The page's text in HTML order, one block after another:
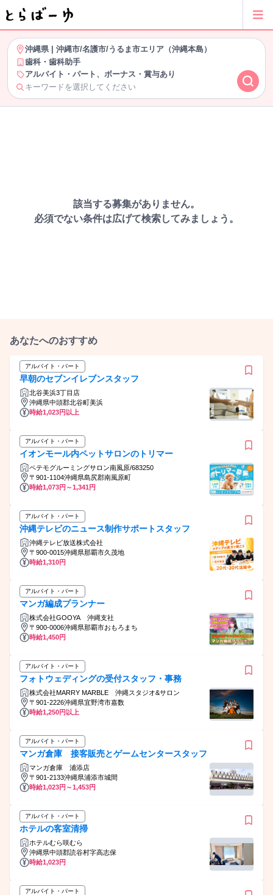
沖縄県| 沖縄市/名護市/うるま市エリア（沖縄本島）
歯科・歯科助手
アルバイト・パート、ボーナス・賞与あり
キーワードを選択してください
該当する募集がありません。
必須でない条件は広げて検索してみましょう。
あなたへのおすすめ
アルバイト・パート
早朝のセブンイレブンスタッフ
北谷美浜3丁目店
沖縄県中頭郡北谷町美浜
時給1,023円以上
アルバイト・パート
イオンモール内ペットサロンのトリマー
ペテモグルーミングサロン南風原/683250
〒901-1104沖縄県島尻郡南風原町
時給1,073円～1,341円
アルバイト・パート
沖縄テレビのニュース制作サポートスタッフ
沖縄テレビ放送株式会社
〒900-0015沖縄県那覇市久茂地
時給1,310円
アルバイト・パート
マンガ編成プランナー
株式会社GOOYA 沖縄支社
〒900-0006沖縄県那覇市おもろまち
時給1,450円
アルバイト・パート
フォトウェディングの受付スタッフ・事務
株式会社MARRY MARBLE 沖縄スタジオ&サロン
〒901-2226沖縄県宜野湾市嘉数
時給1,250円以上
アルバイト・パート
マンガ倉庫 接客販売とゲームセンタースタッフ
マンガ倉庫 浦添店
〒901-2133沖縄県浦添市城間
時給1,023円～1,453円
アルバイト・パート
ホテルの客室清掃
ホテルむら咲むら
沖縄県中頭郡読谷村字高志保
時給1,023円
アルバイト・パート